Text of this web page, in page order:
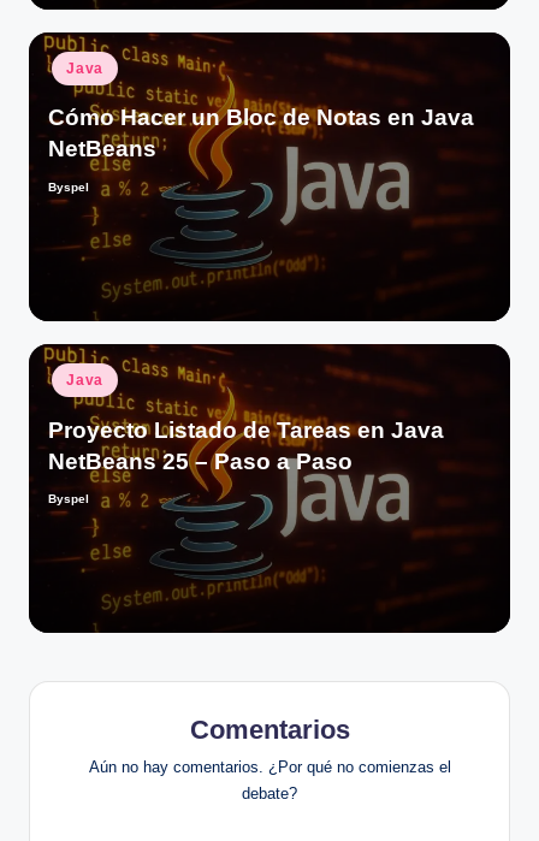
Publicado
en
Java
Cómo Hacer un Bloc de Notas en Java
NetBeans
Publicado
por
Byspel
Publicado
en
Java
Proyecto Listado de Tareas en Java
NetBeans 25 – Paso a Paso
Publicado
por
Byspel
Comentarios
Aún no hay comentarios. ¿Por qué no comienzas el
debate?